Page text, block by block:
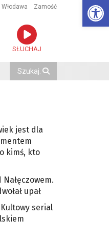
Włodawa Zamość
SŁUCHAJ
jest dla
kimś, kto
upał
serial